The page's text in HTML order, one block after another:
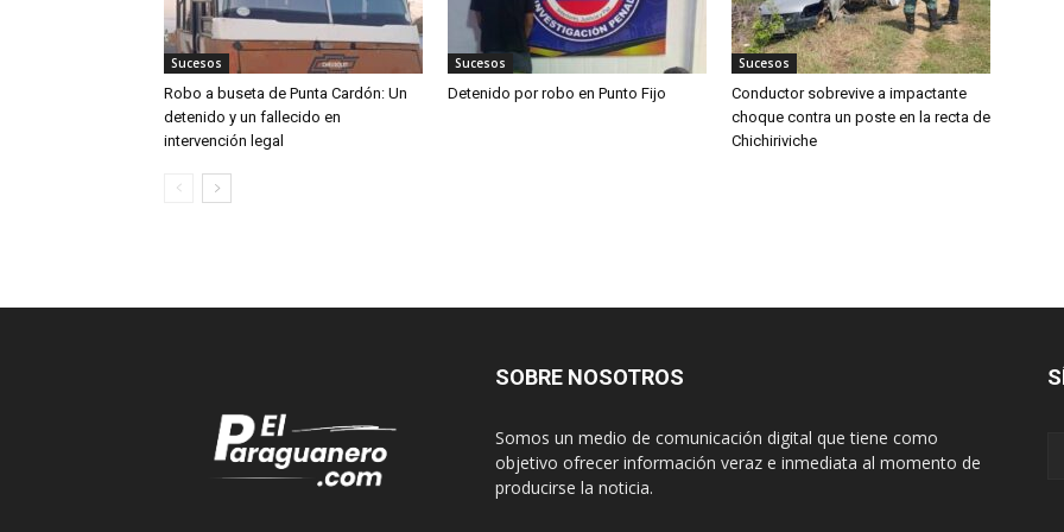
Sucesos
Robo a buseta de Punta Cardón: Un
detenido y un fallecido en
intervención legal
Sucesos
Detenido por robo en Punto Fijo
Sucesos
Conductor sobrevive a impactante
choque contra un poste en la recta de
Chichiriviche
SOBRE NOSOTROS
Somos un medio de comunicación digital que tiene como
objetivo ofrecer información veraz e inmediata al momento de
producirse la noticia.